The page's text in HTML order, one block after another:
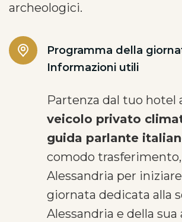
archeologici.
Programma della
Informazioni utili
Partenza dal tuo hotel
veicolo privato
guida parlante
comodo
Alessandria per
giornata dedicata alla
Alessandria e della